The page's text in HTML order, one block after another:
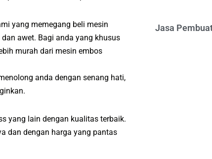
yang memegang beli mesin
awet. Bagi anda yang khusus
murah dari mesin embos
anda dengan senang hati,
yang lain dengan kualitas terbaik.
dan dengan harga yang pantas
Jasa